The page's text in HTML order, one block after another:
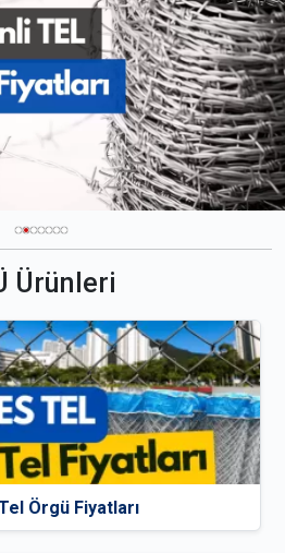
Ürünleri
Örgü Fiyatları